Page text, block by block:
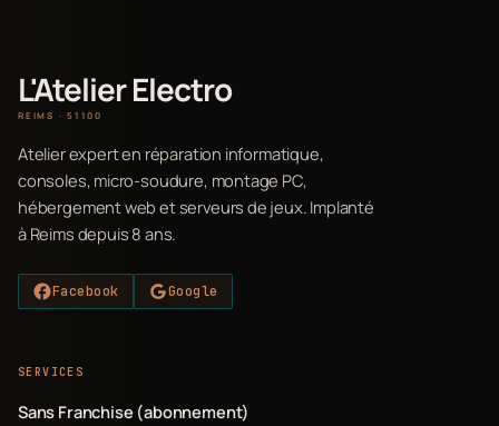
L'Atelier Electro
REIMS · 51100
Atelier expert en réparation informatique,
consoles, micro-soudure, montage PC,
hébergement web et serveurs de jeux. Implanté
à Reims depuis 8 ans.
Facebook Google
SERVICES
Sans Franchise (abonnement)